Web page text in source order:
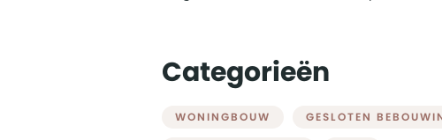
Categorieën
WONINGBOUW GESLOTEN